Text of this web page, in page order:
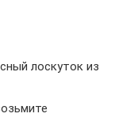
лоскуток из